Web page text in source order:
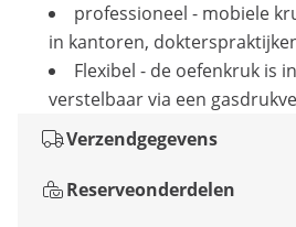
professioneel - mobiele
in kantoren,
Flexibel - de oefenkruk is
verstelbaar via een
Verzendgegevens
Reserveonderdelen